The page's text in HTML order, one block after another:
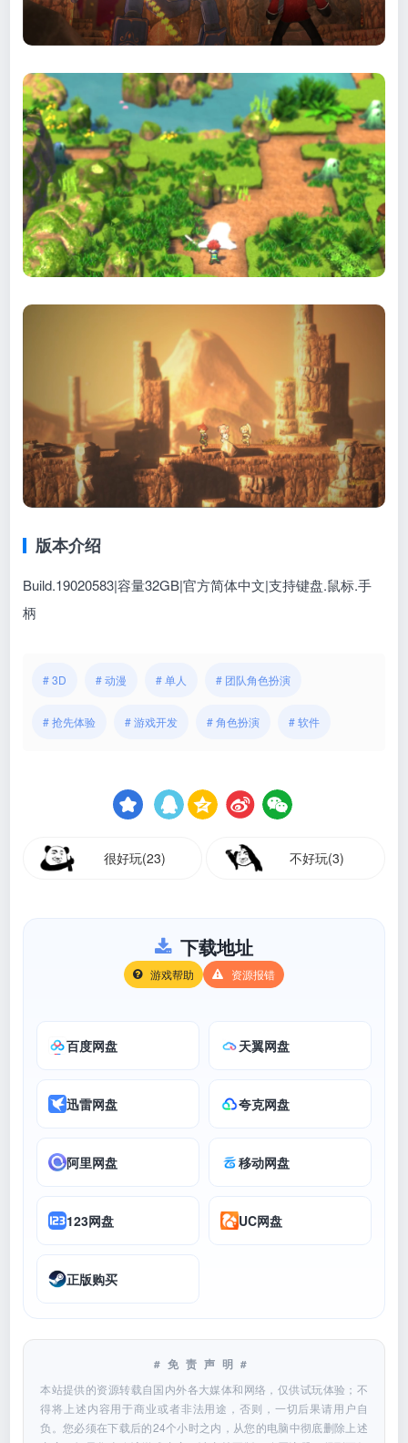
版本介绍
Build.19020583|容量32GB|官方简体中文|支持键盘.鼠标.手
柄
# 3D # 动漫 # 单人 # 团队角色扮演
# 抢先体验 # 游戏开发 # 角色扮演 # 软件
很好玩(23) 不好玩(3)
下载地址
游戏帮助 资源报错
百度网盘 天翼网盘
迅雷网盘 夸克网盘
阿里网盘 移动网盘
123网盘 UC网盘
正版购买
#免责声明#
本站提供的资源转载自国内外各大媒体和网络，仅供试玩体验；不
得将上述内容用于商业或者非法用途，否则，一切后果请用户自
负。您必须在下载后的24个小时之内，从您的电脑中彻底删除上述